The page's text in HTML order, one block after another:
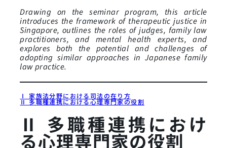
Drawing on the seminar program, this article
introduces the framework of therapeutic justice in
Singapore, outlines the roles of judges, family law
practitioners, and mental health experts, and
explores both the potential and challenges of
adopting similar approaches in Japanese family
law practice.
Ⅰ 家族法分野における司法の在り方
Ⅱ 多職種連携における心理専門家の役割
Ⅱ 多職種連携におけ
る心理専門家の役割